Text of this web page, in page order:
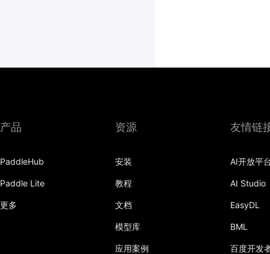
产品
PaddleHub
Paddle Lite
更多
资源
安装
教程
文档
模型库
应用案例
友情链
AI开放平
AI Studio
EasyDL
BML
百度开发